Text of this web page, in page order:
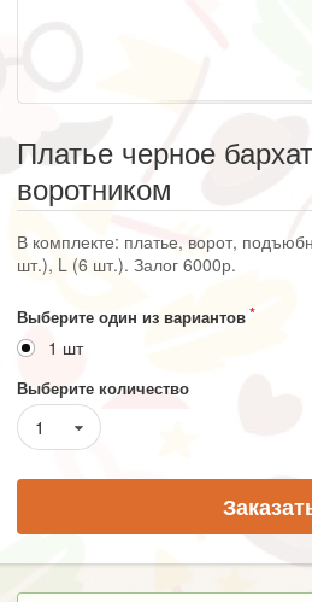
Платье черное
воротником
В комплекте: платье, ворот,
шт.), L (6 шт.). Залог 6000р.
Выберите один из вариантов
1 шт
Выберите количество
1